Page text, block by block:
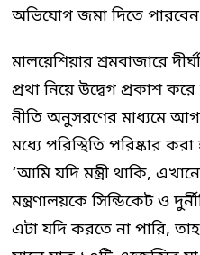
অভিযোগ জমা দিতে
মালয়েশিয়ার শ্রমবাজারে
প্রথা নিয়ে উদ্বেগ প্রকাশ
নীতি অনুসরণের মাধ্যমে
মধ্যে পরিস্থিতি পরিষ্কার
‘আমি যদি মন্ত্রী থাকি,
মন্ত্রণালয়কে সিন্ডিকেট ও
এটা যদি করতে না পারি,